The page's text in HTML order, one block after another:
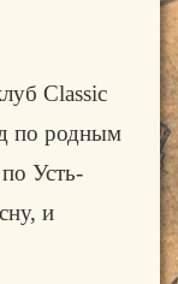
Classic
по родным
Усть-
и